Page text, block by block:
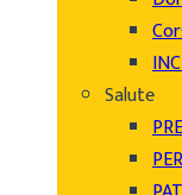
Salute